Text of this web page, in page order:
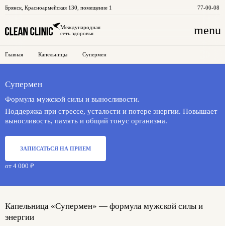
Брянск Красноармейская 130, помещение 1 77-00-08
Международная
сеть здоровья
menu
Главная Капельницы Супермен
Супермен
Формула мужской силы и выносливости.
Поддержка при стрессе, усталости и потере энергии. Повышает
выносливость, память и общий тонус организма.
ЗАПИСАТЬСЯ НА ПРИЕМ
от 4 000 ₽
Капельница «Супермен» — формула мужской силы и
энергии